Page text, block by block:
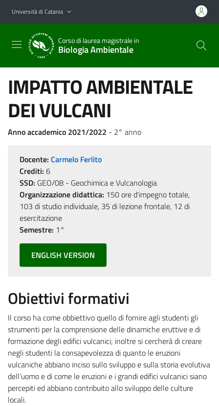
Vai al contenuto principale
Vai al menu di navigazione
Università di Catania
Corso di laurea magistrale in
Biologia Ambientale
IMPATTO AMBIENTALE
DEI VULCANI
Anno accademico 2021/2022 - 2° anno
Docente: Carmelo Ferlito
Crediti: 6
SSD: GEO/08 - Geochimica e Vulcanologia
Organizzazione didattica: 150 ore d'impegno totale,
103 di studio individuale, 35 di lezione frontale, 12 di
esercitazione
Semestre: 1°
ENGLISH VERSION
Obiettivi formativi
Il corso ha come obbiettivo quello di fornire agli studenti gli
strumenti per la comprensione delle dinamiche eruttive e di
formazione degli edifici vulcanici; inoltre si cercherà di creare
negli studenti la consapevolezza di quanto le eruzioni
vulcaniche abbiano inciso sullo sviluppo e sulla storia evolutiva
dell’uomo e di come le eruzioni e i grandi edifici vulcanici siano
percepiti ed abbiano contribuito allo sviluppo delle culture
locali.